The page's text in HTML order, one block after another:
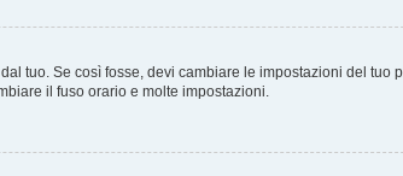
tuo. Se così fosse, devi cambiare le impostazioni del tuo
il fuso orario e molte impostazioni.